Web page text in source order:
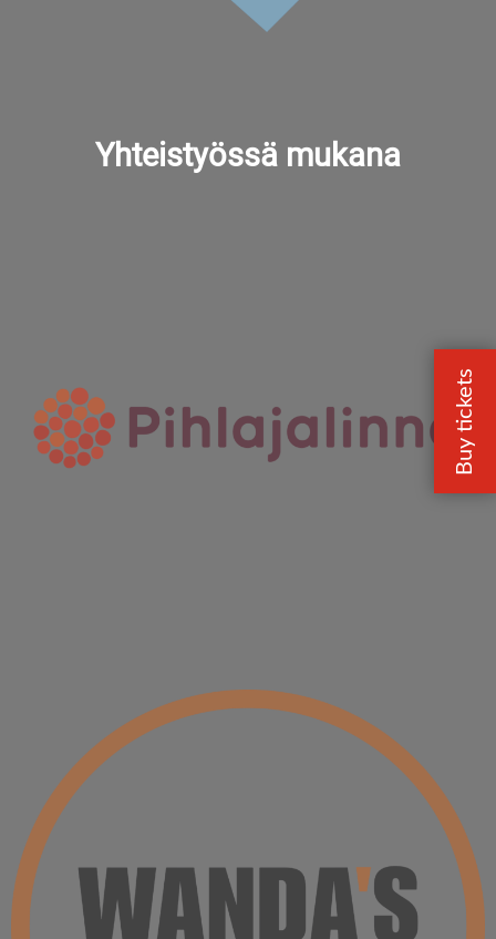
Yhteistyössä mukana